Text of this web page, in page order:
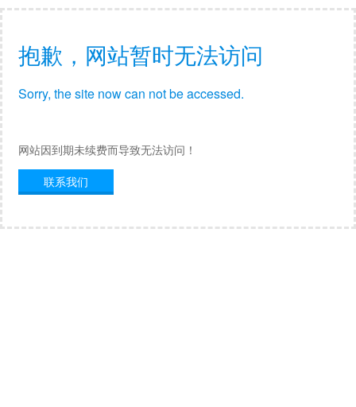
抱歉，网站暂时无法访问
Sorry, the site now can not be accessed.
网站因到期未续费而导致无法访问！
联系我们